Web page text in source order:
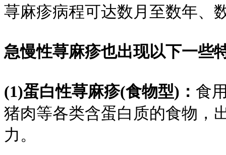
荨麻疹病程可达数月至数年、
急慢性荨麻疹也出现以下一些
(1)蛋白性荨麻疹(食物型)： 食
猪肉等各类含蛋白质的食物，
力。